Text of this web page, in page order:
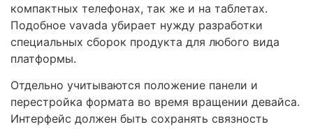
компактных телефонах, так же и на таблетах.
Подобное vavada убирает нужду разработки
специальных сборок продукта для любого вида
платформы.
Отдельно учитываются положение панели и
перестройка формата во время вращении девайса.
Интерфейс должен быть сохранять связность